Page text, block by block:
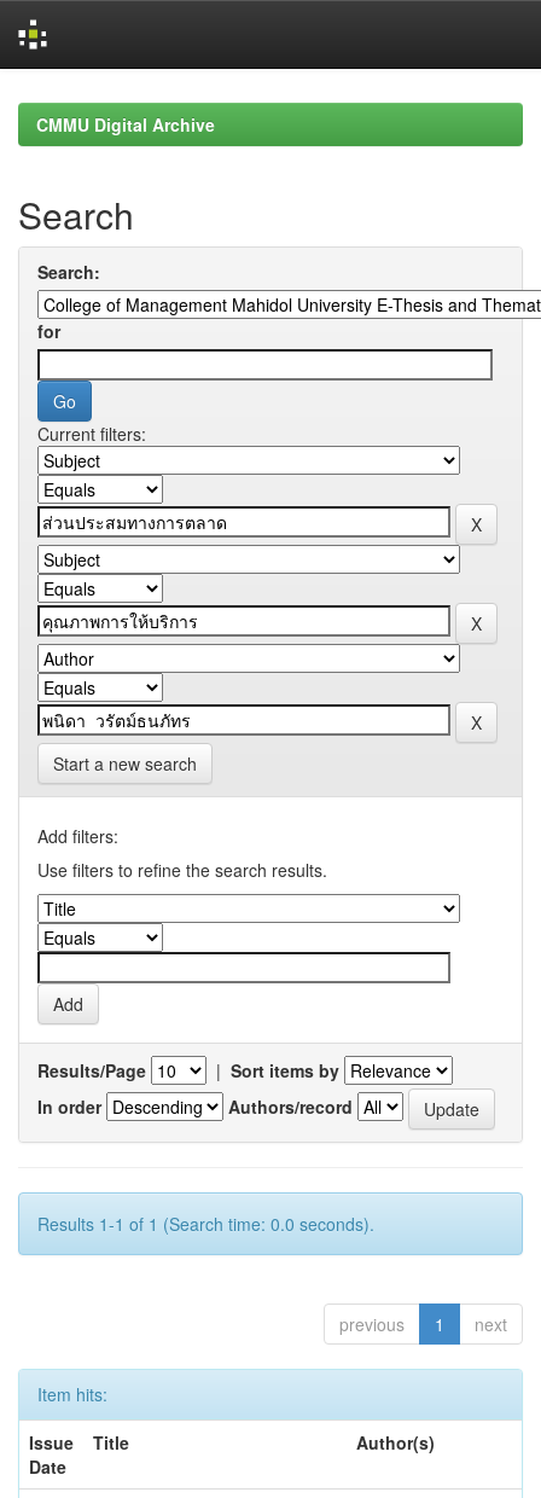
navigationCMMU Digital Archive
Search
Search:
for
Current filters:
Start a new search
Add filters:
Use filters to refine the search results.
Results/Page | Sort items by
In order
Authors/record
Results 1-1 of 1 (Search time: 0.0 seconds).
previous 1 next
Item hits:
Issue
Date
Title Author(s)